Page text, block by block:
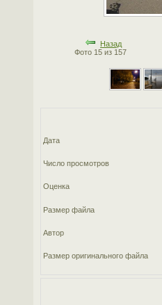
Назад
Фото 15 из 157
Дата
Число просмотров
Оценка
Размер файла
Автор
Размер оригинального файла